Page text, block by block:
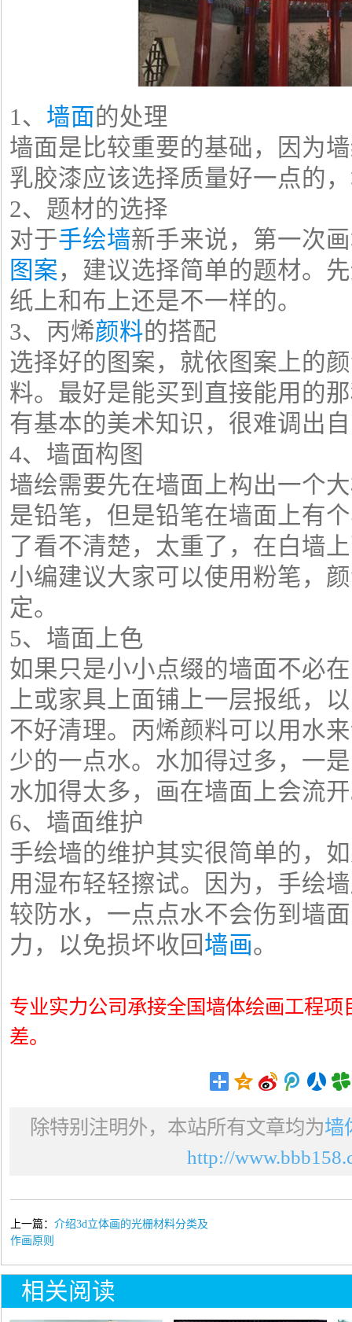
1、 墙面的处理
墙面是比较重要的基础，因为
乳胶漆应该选择质量好一点的
2、题材的选择
对于手绘墙新手来说，第一次
图案 ，建议选择简单的题材。
纸上和布上还是不一样的。
3、丙烯颜料的搭配
选择好的图案，就依图案上的
料。最好是能买到直接能用的
有基本的美术知识，很难调出
4、墙面构图
墙绘需要先在墙面上构出一个
是铅笔，但是铅笔在墙面上有
了看不清楚，太重了，在白墙
小编建议大家可以使用粉笔，
定。
5、墙面上色
如果只是小小点缀的墙面不必
上或家具上面铺上一层报纸，
不好清理。丙烯颜料可以用水
少的一点水。水加得过多，一
水加得太多，画在墙面上会流
6、墙面维护
手绘墙的维护其实很简单的，
用湿布轻轻擦试。因为，手绘
较防水，一点点水不会伤到墙
力，以免损坏收回墙画。
专业实力公司承接全国墙体绘画工程
差。
除特别注明外，本站所有文章均为墙
http://
上一篇： 介绍3d立体画的光栅材料分类及
作画原则
相关阅读